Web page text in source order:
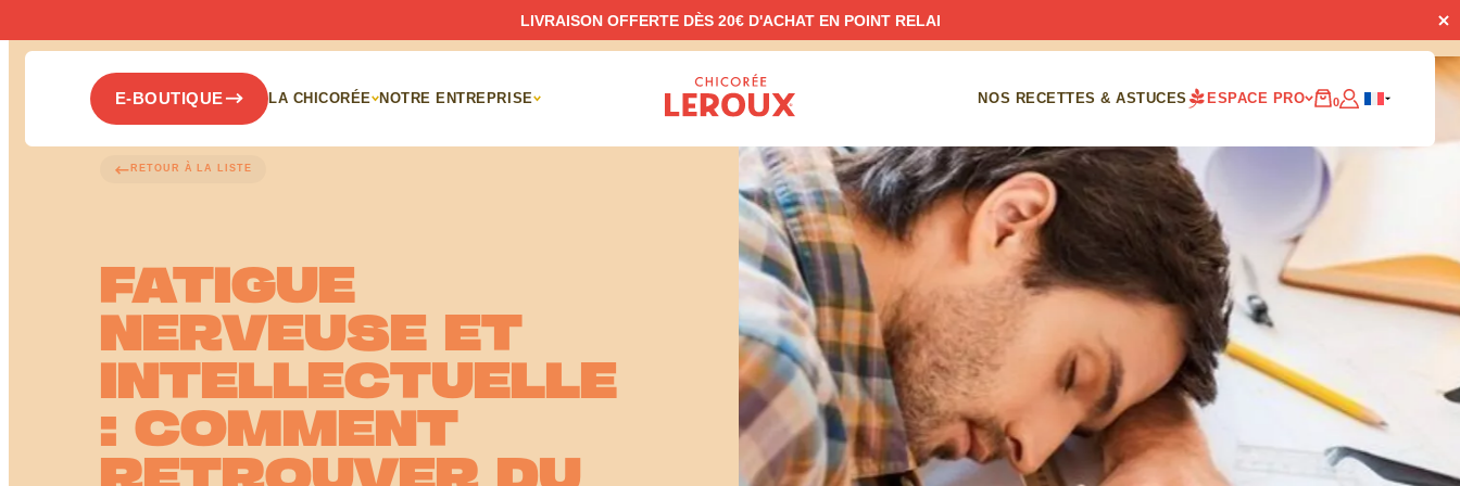
LIVRAISON OFFERTE DÈS 20€ D'ACHAT EN POINT RELAI
E-BOUTIQUE LA CHICORÉE NOTRE ENTREPRISE NOS RECETTES & ASTUCES ESPACE PRO 0
RETOUR À LA LISTE
FATIGUE
NERVEUSE ET
INTELLECTUELLE
: COMMENT
RETROUVER DU